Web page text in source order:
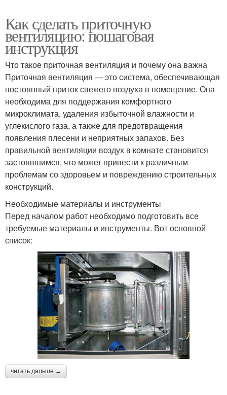
Как сделать приточную
вентиляцию: пошаговая
инструкция
Что такое приточная вентиляция и почему она важна
Приточная вентиляция — это система, обеспечивающая
постоянный приток свежего воздуха в помещение. Она
необходима для поддержания комфортного
микроклимата, удаления избыточной влажности и
углекислого газа, а также для предотвращения
появления плесени и неприятных запахов. Без
правильной вентиляции воздух в комнате становится
застоявшимся, что может привести к различным
проблемам со здоровьем и повреждению строительных
конструкций.
Необходимые материалы и инструменты
Перед началом работ необходимо подготовить все
требуемые материалы и инструменты. Вот основной
список:
читать дальше →